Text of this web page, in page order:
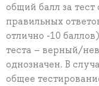
общий балл за
правильных
отлично -10
теста – верный/
однозначен. В
общее